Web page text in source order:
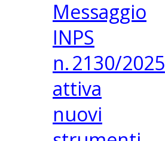
Messaggio
INPS
n. 2130/2025
attiva
nuovi